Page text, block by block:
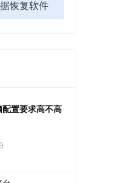
恢复软件
置要求高不高